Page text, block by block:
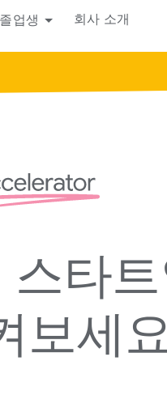
졸업생 회사 소개
타
보세